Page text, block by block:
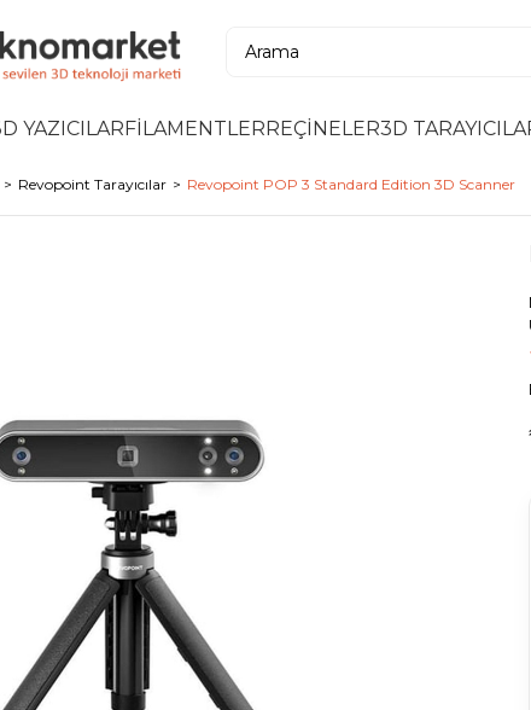
YAZICILARFİLAMENTLERREÇİNELER3D
Revopoint Tarayıcılar Revopoint POP 3 Standard Edition 3D Scanner